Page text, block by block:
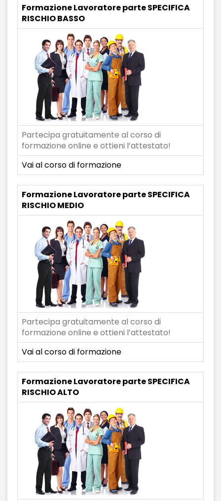
Formazione Lavoratore parte SPECIFICA
RISCHIO BASSO
Partecipa gratuitamente al corso di
formazione online e ottieni l’attestato!
Vai al corso di formazione
Formazione Lavoratore parte SPECIFICA
RISCHIO MEDIO
Partecipa gratuitamente al corso di
formazione online e ottieni l’attestato!
Vai al corso di formazione
Formazione Lavoratore parte SPECIFICA
RISCHIO ALTO